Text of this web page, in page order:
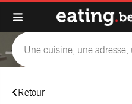
Retour